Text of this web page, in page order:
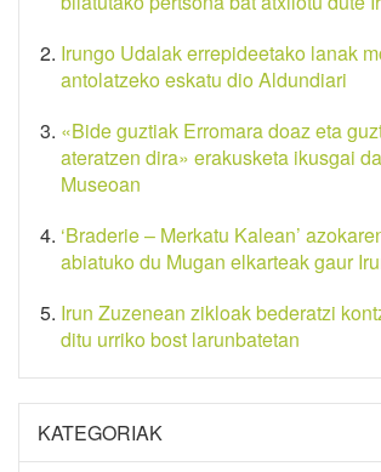
Irungo Udalak errepideetako lanak
antolatzeko eskatu dio Aldundiari
«Bide guztiak Erromara doaz eta
ateratzen dira» erakusketa ikusgai
Museoan
‘Braderie – Merkatu Kalean’
abiatuko du Mugan elkarteak gaur
Irun Zuzenean zikloak bederatzi
ditu urriko bost larunbatetan
KATEGORIAK